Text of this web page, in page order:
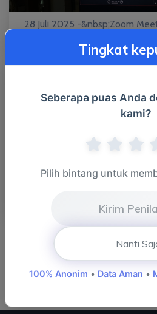
28 Juli 2025 -&nbsp;Zoom
Terkini...
Tingkat
Seberapa puas Anda
kami?
Pilih bintang untuk
Kirim
Nanti
100% Anonim • Data Aman •